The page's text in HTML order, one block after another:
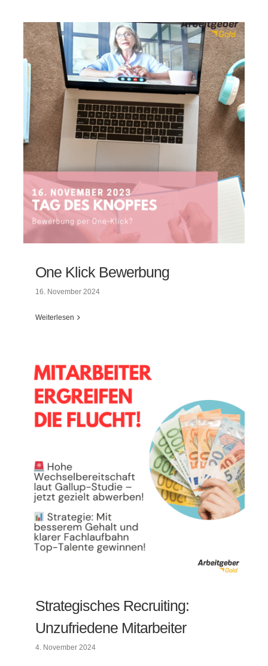
One Klick Bewerbung
16. November 2024
Weiterlesen
Strategisches Recruiting:
Unzufriedene Mitarbeiter
4. November 2024